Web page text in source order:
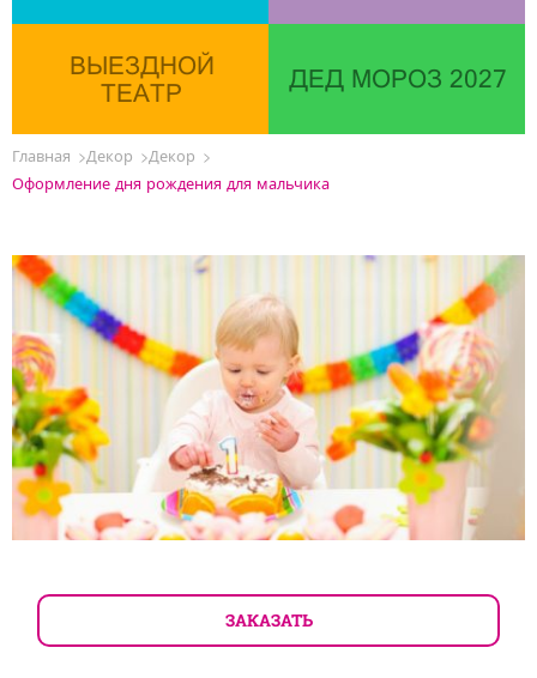
ВЫЕЗДНОЙ
ТЕАТР
ДЕД МОРОЗ 2027
Главная Декор
Декор
Оформление дня рождения для мальчика
ЗАКАЗАТЬ